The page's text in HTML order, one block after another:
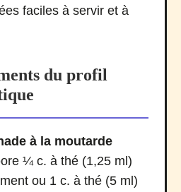
faciles à servir et à
du profil
à la moutarde
¼ c. à thé (1,25 ml)
ou 1 c. à thé (5 ml)